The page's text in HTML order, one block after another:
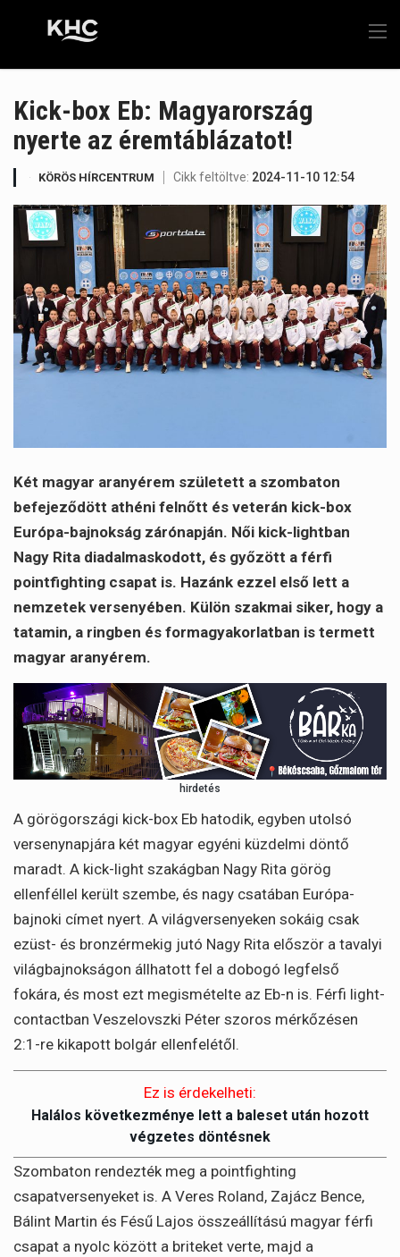
Kick-box Eb: Magyarország
nyerte az éremtáblázatot!
KÖRÖS HÍRCENTRUM Cikk feltöltve: 2024-11-10 12:54
Két magyar aranyérem született a szombaton
befejeződött athéni felnőtt és veterán kick-box
Európa-bajnokság zárónapján. Női kick-lightban
Nagy Rita diadalmaskodott, és győzött a férfi
pointfighting csapat is. Hazánk ezzel első lett a
nemzetek versenyében. Külön szakmai siker, hogy a
tatamin, a ringben és formagyakorlatban is termett
magyar aranyérem.
hirdetés
A görögországi kick-box Eb hatodik, egyben utolsó
versenynapjára két magyar egyéni küzdelmi döntő
maradt. A kick-light szakágban Nagy Rita görög
ellenféllel került szembe, és nagy csatában Európa-
bajnoki címet nyert. A világversenyeken sokáig csak
ezüst- és bronzérmekig jutó Nagy Rita először a tavalyi
világbajnokságon állhatott fel a dobogó legfelső
fokára, és most ezt megismételte az Eb-n is. Férfi light-
contactban Veszelovszki Péter szoros mérkőzésen
2:1-re kikapott bolgár ellenfelétől.
Ez is érdekelheti:
Halálos következménye lett a baleset után hozott
végzetes döntésnek
Szombaton rendezték meg a pointfighting
csapatversenyeket is. A Veres Roland, Zajácz Bence,
Bálint Martin és Fésű Lajos összeállítású magyar férfi
csapat a nyolc között a briteket verte, majd a